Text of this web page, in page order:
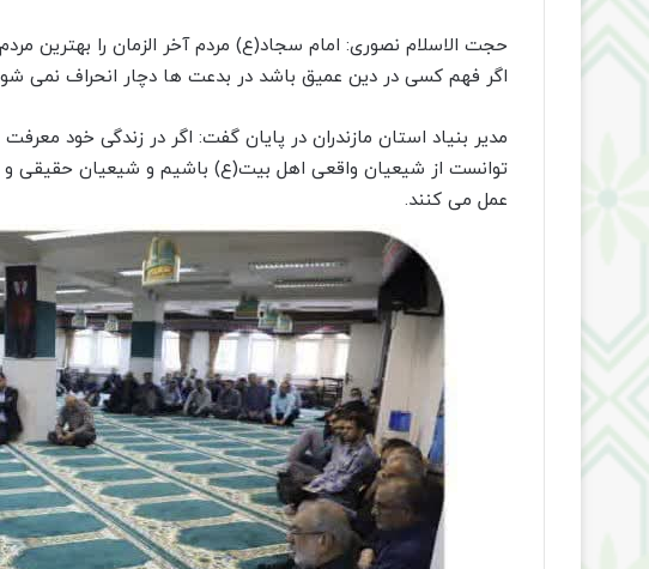
حجت الاسلام نصوری: امام سجاد(ع) مردم آخر الزمان را بهترین
اگر فهم کسی در دین عمیق باشد در بدعت ها دچار انحراف نمی
مدیر بنیاد استان مازندران در پایان گفت: اگر در زندگی خود
توانست از شیعیان واقعی اهل بیت(ع) باشیم و شیعیان حقیقی
عمل می کنند.